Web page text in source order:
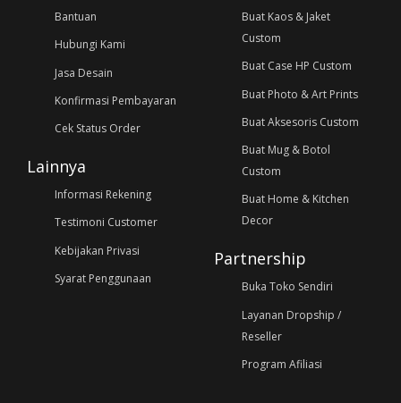
Bantuan
Hubungi Kami
Jasa Desain
Konfirmasi Pembayaran
Cek Status Order
Lainnya
Informasi Rekening
Testimoni Customer
Kebijakan Privasi
Syarat Penggunaan
Buat Kaos & Jaket
Custom
Buat Case HP Custom
Buat Photo & Art Prints
Buat Aksesoris Custom
Buat Mug & Botol
Custom
Buat Home & Kitchen
Decor
Partnership
Buka Toko Sendiri
Layanan Dropship /
Reseller
Program Afiliasi